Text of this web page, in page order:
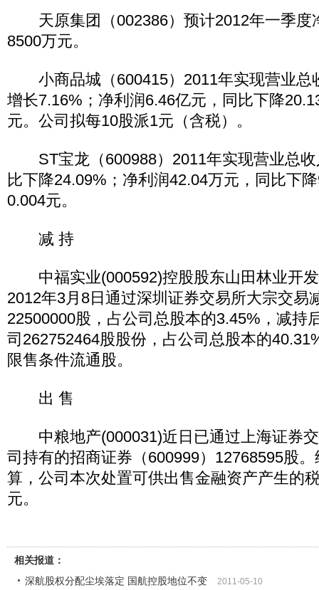
天原集团（002386）预计2012年一季度
8500万元。
小商品城（600415）2011年实现营业总
增长7.16%；净利润6.46亿元，同比下降
元。公司拟每10股派1元（含税）。
ST宝龙（600988）2011年实现营业总收
比下降24.09%；净利润42.04万元，同比下
0.004元。
减 持
中福实业(000592)控股股东山田林业开发
2012年3月8日通过深圳证券交易所大宗交易
22500000股，占公司总股本的3.45%，减持
司262752464股股份，占公司总股本的
限售条件流通股。
出 售
中粮地产(000031)近日已通过上海证券交
司持有的招商证券（600999）12768595股
算，公司本次处置可供出售金融资产产生的
元。
相关报道：
深航股权分配尘埃落定 国航控股地位不变
2011-05-10